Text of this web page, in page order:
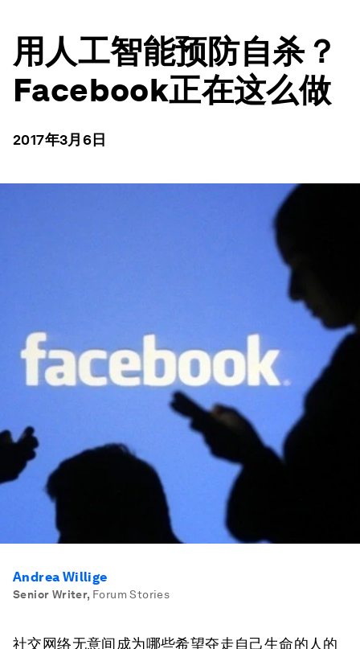
用人工智能预防自杀？
Facebook正在这么做
2017年3月6日
Andrea Willige
Senior Writer, Forum Stories
社交网络无意间成为哪些希望夺走自己生命的人的